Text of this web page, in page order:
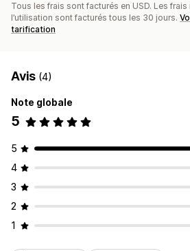
Tous les frais sont facturés en USD. Les
l’utilisation sont facturés tous les 30 jours.
tarification
Avis (4)
Note globale
5
5
4
3
2
1